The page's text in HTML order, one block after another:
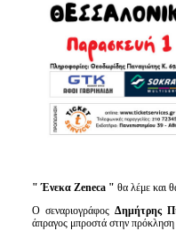
" Ένεκα Zeneca " θα λέμε και
Ο σεναριογράφοςΔημήτρης
άπραγος μπροστά στην πρόκληση